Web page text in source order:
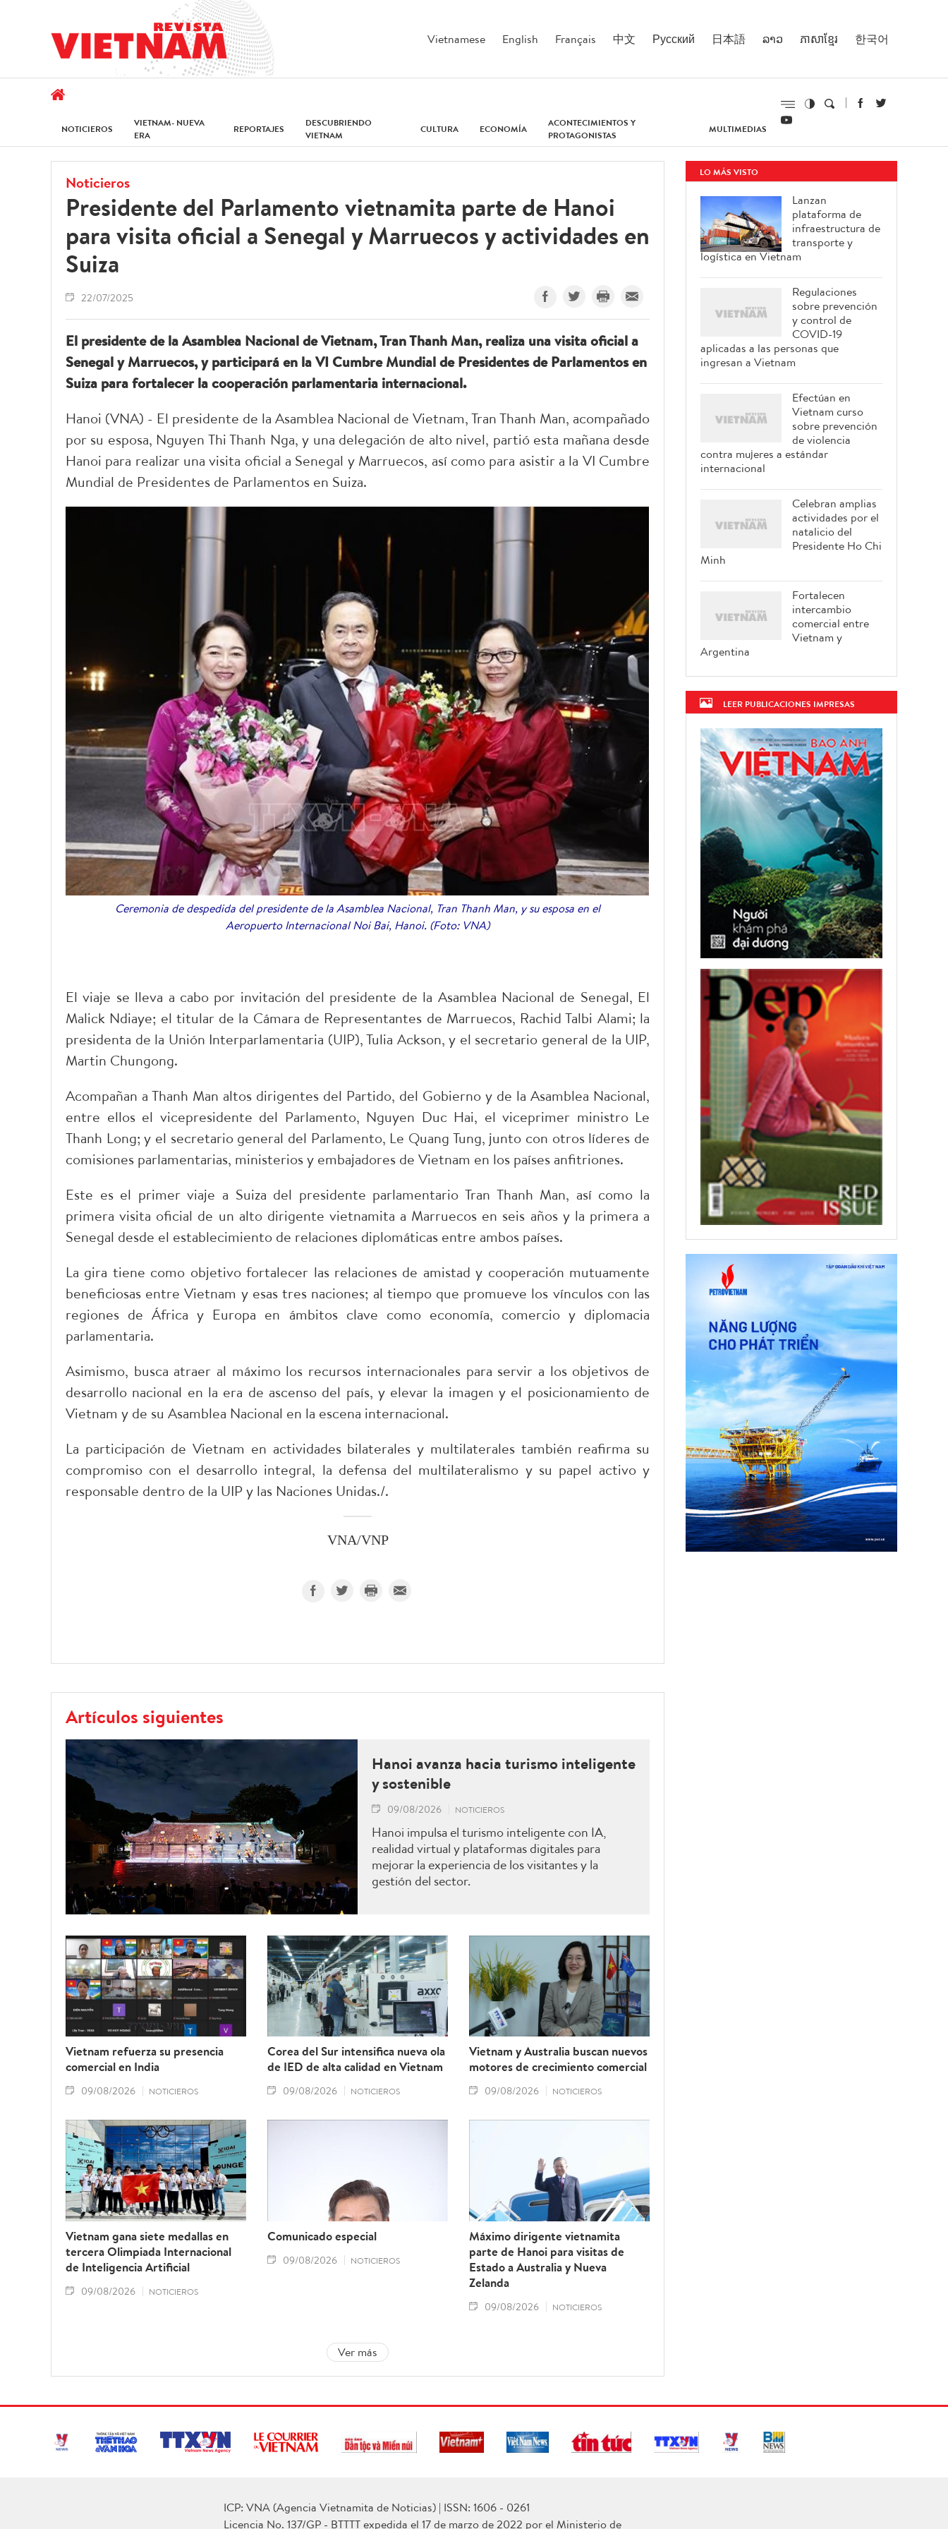
Vietnamese English Français 中文 Русский 日本語 ລາວ ភាសាខ្មែរ 한국어
NOTICIEROS
VIETNAM- NUEVA
ERA
REPORTAJES
DESCUBRIENDO
VIETNAM
CULTURA ECONOMÍA
ACONTECIMIENTOS Y
PROTAGONISTAS
MULTIMEDIAS
Noticieros
Presidente del Parlamento vietnamita parte de Hanoi
para visita oficial a Senegal y Marruecos y actividades en
Suiza
22/07/2025
El presidente de la Asamblea Nacional de Vietnam, Tran Thanh Man, realiza una visita oficial a
Senegal y Marruecos, y participará en la VI Cumbre Mundial de Presidentes de Parlamentos en
Suiza para fortalecer la cooperación parlamentaria internacional.
Hanoi (VNA) - El presidente de la Asamblea Nacional de Vietnam, Tran Thanh Man, acompañado
por su esposa, Nguyen Thi Thanh Nga, y una delegación de alto nivel, partió esta mañana desde
Hanoi para realizar una visita oficial a Senegal y Marruecos, así como para asistir a la VI Cumbre
Mundial de Presidentes de Parlamentos en Suiza.
Ceremonia de despedida del presidente de la Asamblea Nacional, Tran Thanh Man, y su esposa en el
Aeropuerto Internacional Noi Bai, Hanoi. (Foto: VNA)
El viaje se lleva a cabo por invitación del presidente de la Asamblea Nacional de Senegal, El
Malick Ndiaye; el titular de la Cámara de Representantes de Marruecos, Rachid Talbi Alami; la
presidenta de la Unión Interparlamentaria (UIP), Tulia Ackson, y el secretario general de la UIP,
Martin Chungong.
Acompañan a Thanh Man altos dirigentes del Partido, del Gobierno y de la Asamblea Nacional,
entre ellos el vicepresidente del Parlamento, Nguyen Duc Hai, el viceprimer ministro Le
Thanh Long; y el secretario general del Parlamento, Le Quang Tung, junto con otros líderes de
comisiones parlamentarias, ministerios y embajadores de Vietnam en los países anfitriones.
Este es el primer viaje a Suiza del presidente parlamentario Tran Thanh Man, así como la
primera visita oficial de un alto dirigente vietnamita a Marruecos en seis años y la primera a
Senegal desde el establecimiento de relaciones diplomáticas entre ambos países.
La gira tiene como objetivo fortalecer las relaciones de amistad y cooperación mutuamente
beneficiosas entre Vietnam y esas tres naciones; al tiempo que promueve los vínculos con las
regiones de África y Europa en ámbitos clave como economía, comercio y diplomacia
parlamentaria.
Asimismo, busca atraer al máximo los recursos internacionales para servir a los objetivos de
desarrollo nacional en la era de ascenso del país, y elevar la imagen y el posicionamiento de
Vietnam y de su Asamblea Nacional en la escena internacional.
La participación de Vietnam en actividades bilaterales y multilaterales también reafirma su
compromiso con el desarrollo integral, la defensa del multilateralismo y su papel activo y
responsable dentro de la UIP y las Naciones Unidas./.
VNA/VNP
Artículos siguientes
Hanoi avanza hacia turismo inteligente
y sostenible
09/08/2026 NOTICIEROS
Hanoi impulsa el turismo inteligente con IA,
realidad virtual y plataformas digitales para
mejorar la experiencia de los visitantes y la
gestión del sector.
Vietnam refuerza su presencia
comercial en India
09/08/2026 NOTICIEROS
Corea del Sur intensifica nueva ola
de IED de alta calidad en Vietnam
09/08/2026 NOTICIEROS
Vietnam y Australia buscan nuevos
motores de crecimiento comercial
09/08/2026 NOTICIEROS
Vietnam gana siete medallas en
tercera Olimpiada Internacional
de Inteligencia Artificial
09/08/2026 NOTICIEROS
Comunicado especial
09/08/2026 NOTICIEROS
Máximo dirigente vietnamita
parte de Hanoi para visitas de
Estado a Australia y Nueva
Zelanda
09/08/2026 NOTICIEROS
Ver más
LO MÁS VISTO
Lanzan
plataforma de
infraestructura de
transporte y
logística en Vietnam
Regulaciones
sobre prevención
y control de
COVID-19
aplicadas a las personas que
ingresan a Vietnam
Efectúan en
Vietnam curso
sobre prevención
de violencia
contra mujeres a estándar
internacional
Celebran amplias
actividades por el
natalicio del
Presidente Ho Chi
Minh
Fortalecen
intercambio
comercial entre
Vietnam y
Argentina
LEER PUBLICACIONES IMPRESAS
ICP: VNA (Agencia Vietnamita de Noticias) | ISSN: 1606 - 0261
Licencia No. 137/GP - BTTTT expedida el 17 de marzo de 2022 por el Ministerio de